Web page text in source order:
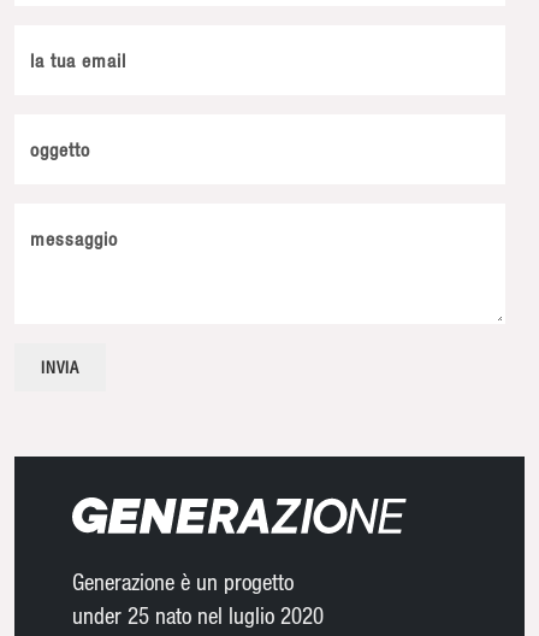
la tua email
oggetto
messaggio
Generazione è un progetto
under 25 nato nel luglio 2020